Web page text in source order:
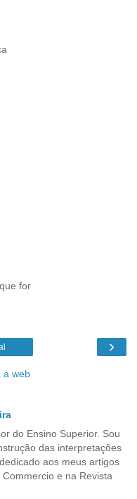
for
›
a web
do Ensino Superior. Sou
das interpretações
aos meus artigos
e na Revista